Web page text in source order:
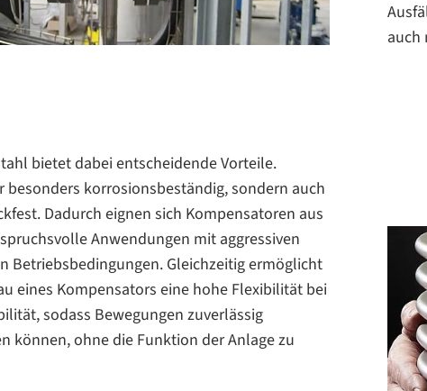
auch
bietet dabei entscheidende Vorteile.
besonders korrosionsbeständig, sondern auch
Dadurch eignen sich Kompensatoren aus
Anwendungen mit aggressiven
Betriebsbedingungen. Gleichzeitig ermöglicht
eines Kompensators eine hohe Flexibilität bei
sodass Bewegungen zuverlässig
können, ohne die Funktion der Anlage zu